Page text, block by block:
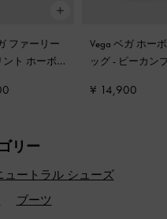
ファーリー
ント ホーボ
Vega ベガ ホー
ッグ- ピーカン
¥ 14,900
リー
ュートラル シューズ
ブーツ